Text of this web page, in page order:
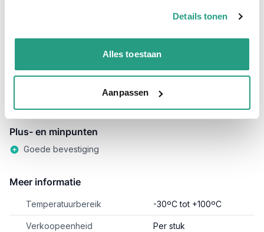
Details tonen
Alles toestaan
Aanpassen
Op zoek naar een veiligheidsklem voor luchtkoppelingen
zonder borgrand? Deze veiligheidsklem is uitsluitend geschikt
voor de luchtkoppelingen zonder borgrand!
Plus- en minpunten
Goede bevestiging
Meer informatie
Temperatuurbereik -30ºC tot +100ºC
Verkoopeenheid Per stuk